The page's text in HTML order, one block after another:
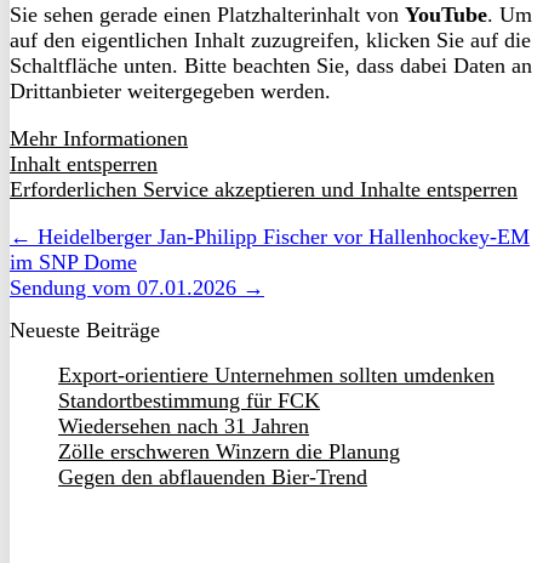
Sie sehen gerade einen Platzhalterinhalt von YouTube. Um
auf den eigentlichen Inhalt zuzugreifen, klicken Sie auf die
Schaltfläche unten. Bitte beachten Sie, dass dabei Daten an
Drittanbieter weitergegeben werden.
Mehr Informationen
Inhalt entsperren
Erforderlichen Service akzeptieren und Inhalte entsperren
← Heidelberger Jan-Philipp Fischer vor Hallenhockey-EM
im SNP Dome
Sendung vom 07.01.2026 →
Neueste Beiträge
Export-orientiere Unternehmen sollten umdenken
Standortbestimmung für FCK
Wiedersehen nach 31 Jahren
Zölle erschweren Winzern die Planung
Gegen den abflauenden Bier-Trend